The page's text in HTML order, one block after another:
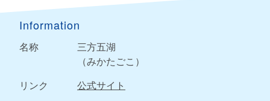
Information
名称
三方五湖
（みかたごこ）
リンク
公式サイト